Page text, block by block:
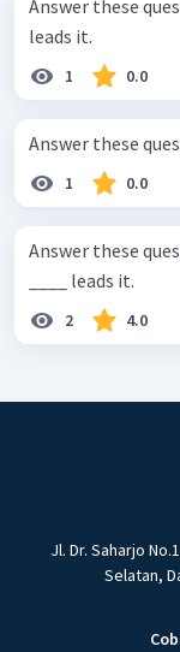
Answer these questions! Great Britain is a
leads it.
1 0.0
1 0.0
Answer these questions! North Sulawesi
____ leads it.
2 4.0
Jl. Dr. Saharjo
Selatan,